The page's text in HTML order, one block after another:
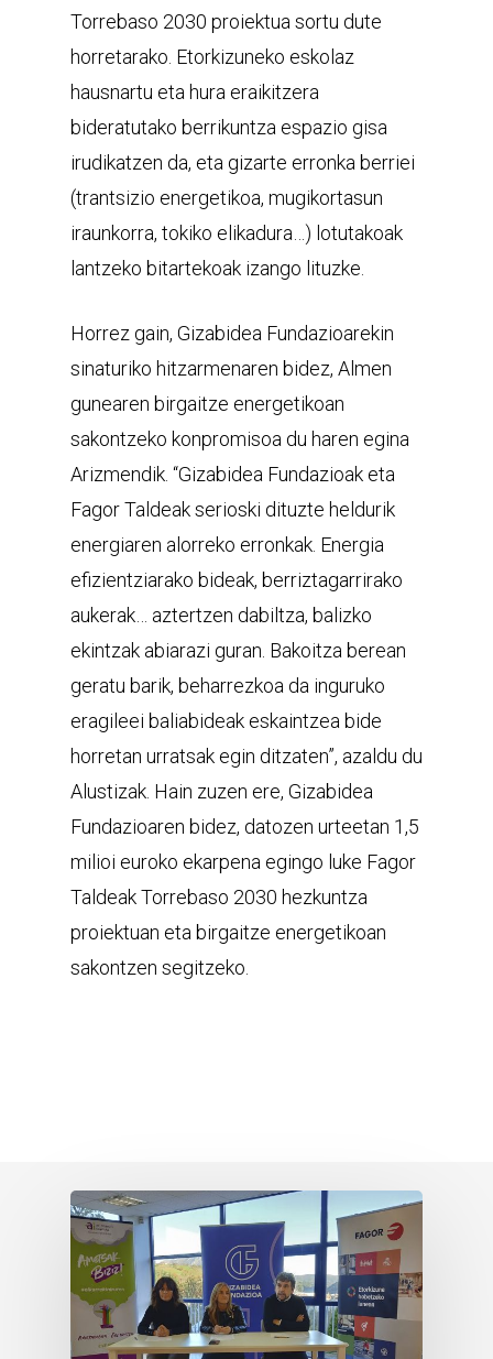
Torrebaso 2030 proiektua sortu dute
horretarako. Etorkizuneko eskolaz
hausnartu eta hura eraikitzera
bideratutako berrikuntza espazio gisa
irudikatzen da, eta gizarte erronka berriei
(trantsizio energetikoa, mugikortasun
iraunkorra, tokiko elikadura…) lotutakoak
lantzeko bitartekoak izango lituzke.
Horrez gain, Gizabidea Fundazioarekin
sinaturiko hitzarmenaren bidez, Almen
gunearen birgaitze energetikoan
sakontzeko konpromisoa du haren egina
Arizmendik. “Gizabidea Fundazioak eta
Fagor Taldeak serioski dituzte heldurik
energiaren alorreko erronkak. Energia
efizientziarako bideak, berriztagarrirako
aukerak… aztertzen dabiltza, balizko
ekintzak abiarazi guran. Bakoitza berean
geratu barik, beharrezkoa da inguruko
eragileei baliabideak eskaintzea bide
horretan urratsak egin ditzaten”, azaldu du
Alustizak. Hain zuzen ere, Gizabidea
Fundazioaren bidez, datozen urteetan 1,5
milioi euroko ekarpena egingo luke Fagor
Taldeak Torrebaso 2030 hezkuntza
proiektuan eta birgaitze energetikoan
sakontzen segitzeko.